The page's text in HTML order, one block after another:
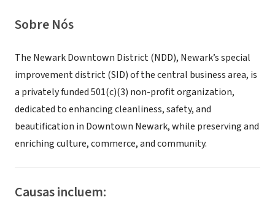
Sobre Nós
The Newark Downtown District (NDD), Newark’s special
improvement district (SID) of the central business area, is
a privately funded 501(c)(3) non-profit organization,
dedicated to enhancing cleanliness, safety, and
beautification in Downtown Newark, while preserving and
enriching culture, commerce, and community.
Causas incluem: